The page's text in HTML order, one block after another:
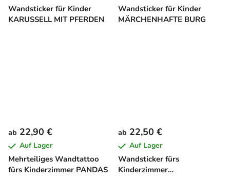
Wandsticker für Kinder
KARUSSELL MIT PFERDEN
Wandsticker für Kinder
MÄRCHENHAFTE BURG
Mehrteiliges Wandtattoo
fürs Kinderzimmer PANDAS
ab 22,90 €
Auf Lager
Wandsticker fürs
Kinderzimmer
ab 22,50 €
Auf Lager